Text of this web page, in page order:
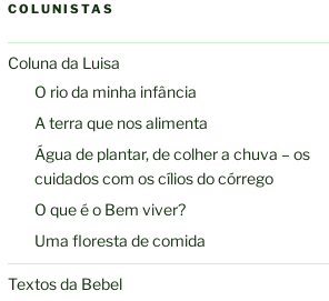
COLUNISTAS
Coluna da Luisa
O rio da minha infância
A terra que nos alimenta
Água de plantar, de colher a chuva – os
cuidados com os cílios do córrego
O que é o Bem viver?
Uma floresta de comida
Textos da Bebel